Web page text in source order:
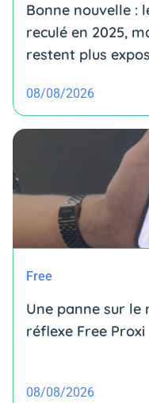
Bonne nouvelle :
reculé en 2025,
restent plus
08/08/2026
Free
Une panne sur le
réflexe Free Proxi
08/08/2026